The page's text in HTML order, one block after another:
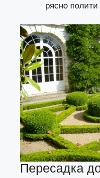
рясно полити
Пересадка